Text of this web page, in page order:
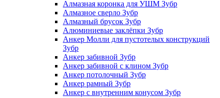
Алмазная коронка для УШМ Зубр
Алмазное сверло Зубр
Алмазный брусок Зубр
Алюминиевые заклёпки Зубр
Анкер Молли для пустотелых конструкций
Зубр
Анкер забивной Зубр
Анкер забивной с клином Зубр
Анкер потолочный Зубр
Анкер рамный Зубр
Анкер с внутренним конусом Зубр